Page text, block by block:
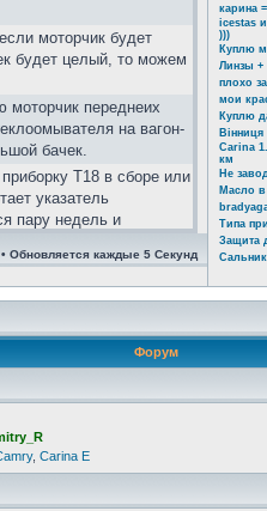
моторчик будет
будет целый, то можем
моторчик переднеих
на вагон-
бачек.
Т18 в сборе или
указатель
пару недель и
конечно, красавцы!
В звязку з великим
ідентифікувати чи ви
і модел авто та рік
?
• Обновляется каждые 5 Секунд
карина
icestas
)))
Куплю
Линзы +
плохо
мои
Куплю
Carina
км
Не
Масло в
Типа
Защита
Форум
, Carina E